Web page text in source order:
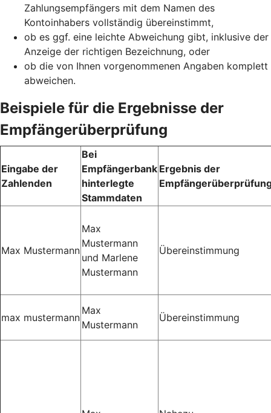
Zahlungsempfängers mit dem Namen des
Kontoinhabers vollständig übereinstimmt,
ob es ggf. eine leichte Abweichung gibt, inklusive der
Anzeige der richtigen Bezeichnung, oder
ob die von Ihnen vorgenommenen Angaben komplett
abweichen.
Beispiele für die Ergebnisse der
Empfängerüberprüfung
Eingabe der
Zahlenden
Bei
Empfängerbank
hinterlegte
Stammdaten
Ergebnis der
Max Mustermann
Max
Mustermann
und Marlene
Mustermann
Übereinstimmung
max mustermann
Max
Mustermann
Übereinstimmung